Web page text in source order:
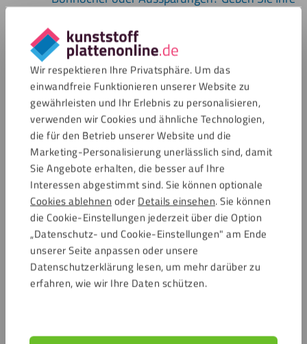
Wir respektieren Ihre Privatsphäre. Um das
einwandfreie Funktionieren unserer Website zu
gewährleisten und Ihr Erlebnis zu personalisieren,
verwenden wir Cookies und ähnliche Technologien,
die für den Betrieb unserer Website und die
Marketing-Personalisierung unerlässlich sind, damit
Sie Angebote erhalten, die besser auf Ihre
Interessen abgestimmt sind. Sie können optionale
Cookies ablehnen oder Details einsehen. Sie können
die Cookie-Einstellungen jederzeit über die Option
„Datenschutz- und Cookie-Einstellungen" am Ende
unserer Seite anpassen oder unsere
Datenschutzerklärung lesen, um mehr darüber zu
erfahren, wie wir Ihre Daten schützen.
Maschinen setzen diese Arbeiten absolut
präzise um.
Geben Sie Ihre Bestellung auf:Prüfen Sie Ihre
Angaben, schließen Sie die Bestellung ab, dann
beginnen wir sogleich mit der Bearbeitung.
Dank unserer schnellen Lieferung können Sie
Ihr Wintergarten-Projekt zeitnah starten.
Häufig gestellte Fragen
Wie lange hält Polycarbonat in einem Wintergarten?
Hängt die Isolationsfähigkeit von der Plattendicke
ab?